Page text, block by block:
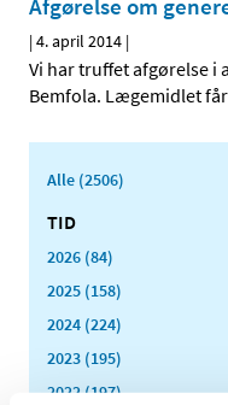
Afgørelse om
|4. april 2014 |
Vi har truffet afgørelse i
Bemfola. Lægemidlet
Alle (2506)
TID
2026 (84)
2025 (158)
2024 (224)
2023 (195)
2022 (197)